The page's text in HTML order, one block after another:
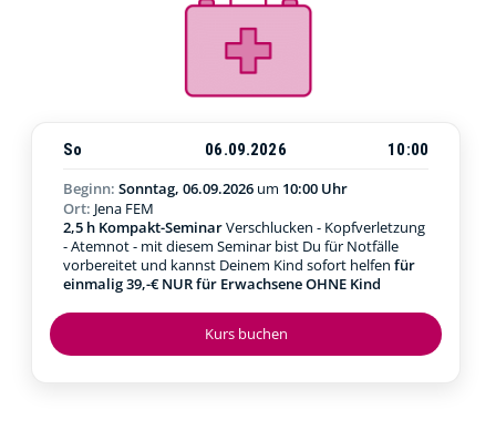
Kurs buchen
So 06.09.2026
10:00
Beginn: Sonntag, 06.09.2026 um 10:00 Uhr
Ort: Jena FEM
2,5 h Kompakt-SeminarVerschlucken - Kopfverletzung
- Atemnot - mit diesem Seminar bist Du für Notfälle
vorbereitet und kannst Deinem Kind sofort helfen für
einmalig 39,-€ NUR für Erwachsene OHNE Kind